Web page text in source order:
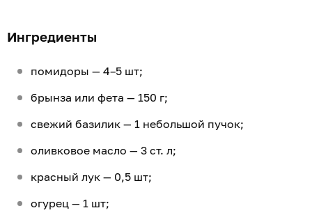
Ингредиенты
помидоры — 4–5 шт;
брынза или фета — 150 г;
свежий базилик — 1 небольшой пучок;
оливковое масло — 3 ст. л;
красный лук — 0,5 шт;
огурец — 1 шт;